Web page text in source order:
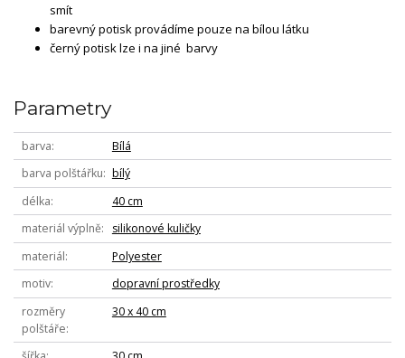
smít
barevný potisk provádíme pouze na bílou látku
černý potisk lze i na jiné barvy
Parametry
barva
Bílá
barva polštářku
bílý
délka
40 cm
materiál výplně
silikonové kuličky
materiál
Polyester
motiv
dopravní prostředky
rozměry
polštáře
30 x 40 cm